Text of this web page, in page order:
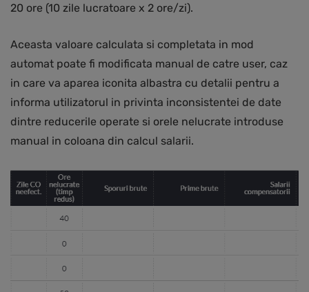
20 ore (10 zile lucratoare x 2 ore/zi).
Aceasta valoare calculata si completata in mod
automat poate fi modificata manual de catre user, caz
in care va aparea iconita albastra cu detalii pentru a
informa utilizatorul in privinta inconsistentei de date
dintre reducerile operate si orele nelucrate introduse
manual in coloana din calcul salarii.